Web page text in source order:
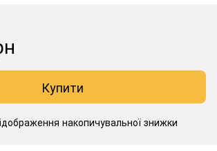
Купити
накопичувальної знижки